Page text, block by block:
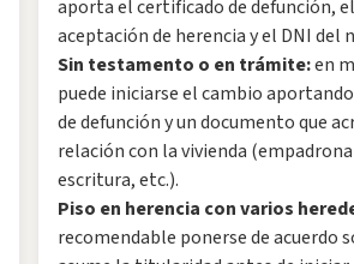
aporta el certificado de defunción,
aceptación de herencia y el DNI del
Sin testamento o en trámite:en
puede iniciarse el cambio
de defunción y un documento que
relación con la vivienda
escritura, etc.).
Piso en herencia con varios
recomendable ponerse de acuerdo